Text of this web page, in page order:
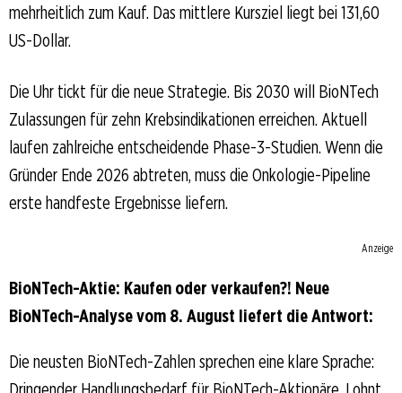
mehrheitlich zum Kauf. Das mittlere Kursziel liegt bei 131,60
US-Dollar.
Die Uhr tickt für die neue Strategie. Bis 2030 will BioNTech
Zulassungen für zehn Krebsindikationen erreichen. Aktuell
laufen zahlreiche entscheidende Phase-3-Studien. Wenn die
Gründer Ende 2026 abtreten, muss die Onkologie-Pipeline
erste handfeste Ergebnisse liefern.
Anzeige
BioNTech-Aktie: Kaufen oder verkaufen?! Neue
BioNTech-Analyse vom 8. August liefert die Antwort:
Die neusten BioNTech-Zahlen sprechen eine klare Sprache: